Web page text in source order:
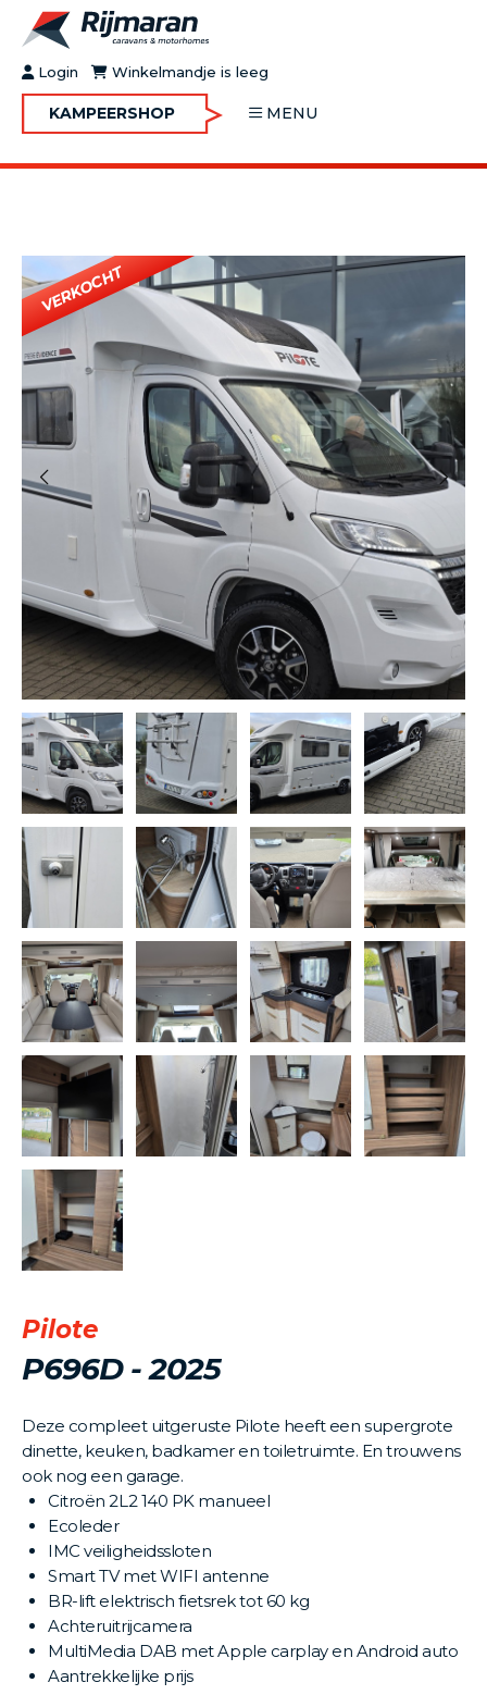
Login Winkelmandje is leeg
KAMPEERSHOP MENU
OVER RIJMARAN
MOTORHOMES
CARAVANS
MOTORHOMES IN VERHUUR
ONDERHOUD
Vorige Volgende
Pilote
P696D - 2025
Deze compleet uitgeruste Pilote heeft een supergrote
dinette, keuken, badkamer en toiletruimte. En trouwens
ook nog een garage.
Citroën 2L2 140 PK manueel
Ecoleder
IMC veiligheidssloten
Smart TV met WIFI antenne
BR-lift elektrisch fietsrek tot 60 kg
Achteruitrijcamera
MultiMedia DAB met Apple carplay en Android auto
Aantrekkelijke prijs